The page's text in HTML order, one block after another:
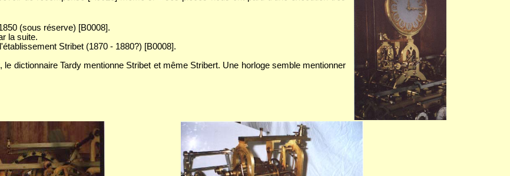
(sous réserve) [B0008].
la suite.
Stribet (1870 - 1880?) [B0008].
le dictionnaire Tardy mentionne Stribet et même Stribert. Une horloge semble mentionner